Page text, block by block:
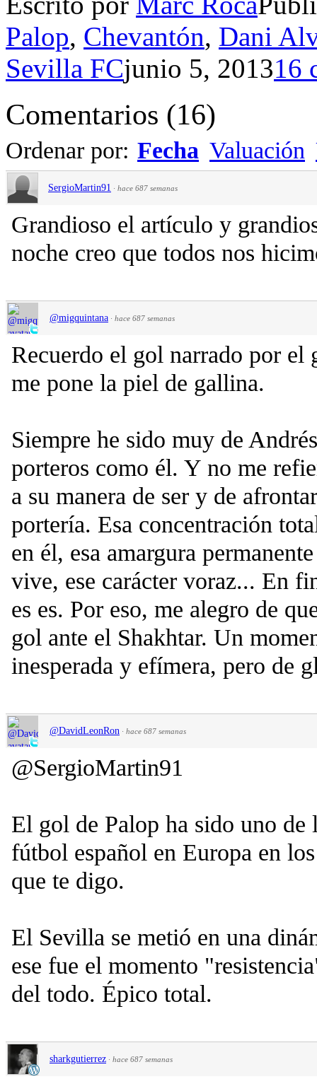
Palop, Chevantón, Dani
Sevilla FCjunio 5, 201316
Comentarios (16)
Ordenar por: Fecha Valuación
SergioMartin91 · hace 687 semanas
Grandioso el artículo y
noche creo que todos nos
@migquintana · hace 687 semanas
Recuerdo el gol narrado por el
me pone la piel de gallina.
Siempre he sido muy de
porteros como él. Y no me
a su manera de ser y de
portería. Esa concentración
en él, esa amargura
vive, ese carácter voraz... En
es es. Por eso, me alegro de
gol ante el Shakhtar. Un
inesperada y efímera, pero de
@DavidLeonRon · hace 687 semanas
@SergioMartin91
El gol de Palop ha sido uno de
fútbol español en Europa en
que te digo.
El Sevilla se metió en una
ese fue el momento
del todo. Épico total.
sharkgutierrez · hace 687 semanas